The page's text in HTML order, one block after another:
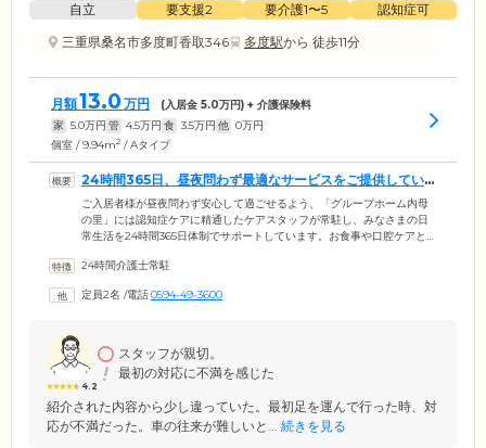
自立 要支援2 要介護1〜5
認知症可
三重県桑名市多度町香取346
多度駅から 徒歩11分
月額13.0 万円 (入居金 5.0万円) + 介護保険料
家 5.0万円 管 4.5万円 食 3.5万円 他 0万円
個室 / 9.94m2 / Aタイプ
24時間365日、昼夜問わず最適なサービスをご提供していま
す
ご入居者様が昼夜問わず安心して過ごせるよう、「グループホーム内母
の里」には認知症ケアに精通したケアスタッフが常駐し、みなさまの日
常生活を24時間365日体制でサポートしています。お食事や口腔ケアとい
リエーション参加のお誘いなど、より活動的で充実した生活をお過ごし
にいきいきと暮らせる、アットホームな雰囲気づくりを大切にしていま
24時間介護士常駐
定員2名 /電話0594-49-3600
4.2
スタッフが親切。
最初の対応に不満を感じた
紹介された内容から少し違っていた。最初足を運んで行った時、対
応が不満だった。車の往来が難しいと... 続きを見る